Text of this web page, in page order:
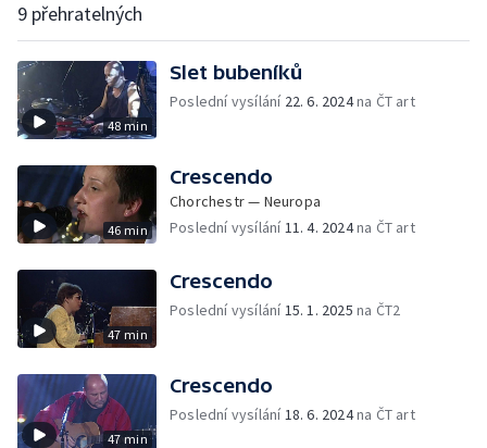
9 přehratelných
48 min
Slet bubeníků
Poslední vysílání 22. 6. 2024na ČT art
46 min
Crescendo
Chorchestr — Neuropa
Poslední vysílání11. 4. 2024na ČT art
47 min
Crescendo
Poslední vysílání15. 1. 2025 na ČT2
47 min
Crescendo
Poslední vysílání18. 6. 2024na ČT art